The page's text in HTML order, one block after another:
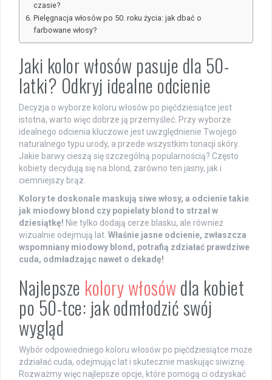
czasie?
Pielęgnacja włosów po 50. roku życia: jak dbać o
farbowane włosy?
Jaki kolor włosów pasuje dla 50-
latki? Odkryj idealne odcienie
Decyzja o wyborze koloru włosów po pięćdziesiątce jest
istotna, warto więc dobrze ją przemyśleć. Przy wyborze
idealnego odcienia kluczowe jest uwzględnienie Twojego
naturalnego typu urody, a przede wszystkim tonacji skóry.
Jakie barwy cieszą się szczególną popularnością? Często
kobiety decydują się na blond, zarówno ten jasny, jak i
ciemniejszy brąz.
Kolory te doskonale maskują siwe włosy, a odcienie takie
jak miodowy blond czy popielaty blond to strzał w
dziesiątkę! Nie tylko dodają cerze blasku, ale również
wizualnie odejmują lat. Właśnie jasne odcienie, zwłaszcza
wspomniany miodowy blond, potrafią zdziałać prawdziwe
cuda, odmładzając nawet o dekadę!
Najlepsze kolory włosówdla kobiet
po 50-tce: jak odmłodzić swój
wygląd
Wybór odpowiedniego koloru włosów po pięćdziesiątce może
zdziałać cuda, odejmując lat i skutecznie maskując siwiznę.
Rozważmy więc najlepsze opcje, które pomogą ci odzyskać